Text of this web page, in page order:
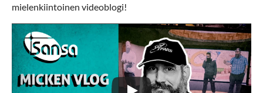
mielenkiintoinen videoblogi!